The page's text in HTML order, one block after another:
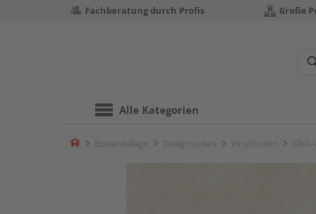
Fachberatung durch Profis Große
Alle Kategorien
Home